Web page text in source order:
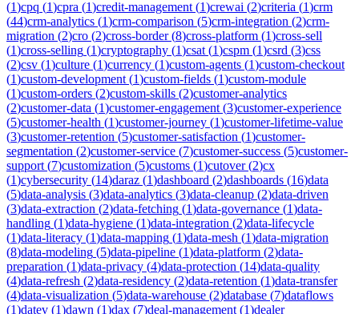
(1)cpq (1)cpra (1)credit-management (1)crewai (2)criteria (1)crm
(44)crm-analytics (1)crm-comparison (5)crm-integration (2)crm-
migration (2)cro (2)cross-border(8)cross-platform (1)cross-sell
(1)cross-selling (1)cryptography (1)csat (1)cspm (1)csrd (3)css
(2)csv (1)culture (1)currency (1)custom-agents (1)custom-checkout
(1)custom-development (1)custom-fields (1)custom-module
(1)custom-orders (2)custom-skills (2)customer-analytics
(2)customer-data (1)customer-engagement (3)customer-experience
(5)customer-health (1)customer-journey (1)customer-lifetime-value
(3)customer-retention (5)customer-satisfaction (1)customer-
segmentation (2)customer-service (7)customer-success (5)customer-
support (7)customization (5)customs (1)cutover(2)cx
(1)cybersecurity (14)daraz (1)dashboard (2)dashboards (16)data
(5)data-analysis (3)data-analytics (3)data-cleanup (2)data-driven
(3)data-extraction (2)data-fetching (1)data-governance (1)data-
handling (1)data-hygiene (1)data-integration (2)data-lifecycle
(1)data-literacy (1)data-mapping (1)data-mesh (1)data-migration
(8)data-modeling (5)data-pipeline (1)data-platform (2)data-
preparation (1)data-privacy (4)data-protection (14)data-quality
(4)data-refresh (2)data-residency (2)data-retention (1)data-transfer
(4)data-visualization (5)data-warehouse (2)database (7)dataflows
(1)datev (1)dawn (1)dax (7)deal-management (1)dealer